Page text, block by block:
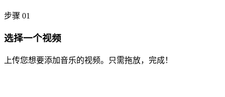
步骤 01
选择一个视频
上传您想要添加音乐的视频。只需拖放，完成！